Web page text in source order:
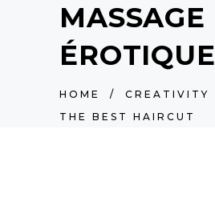
MASSAGE
ÉROTIQUE
HOME / CREATIVITY
THE BEST HAIRCUT